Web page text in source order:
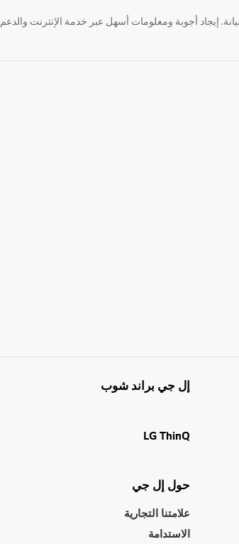
إل جي براند شوب
LG ThinQ
حول إل جي
علامتنا التجارية
الاستدامة